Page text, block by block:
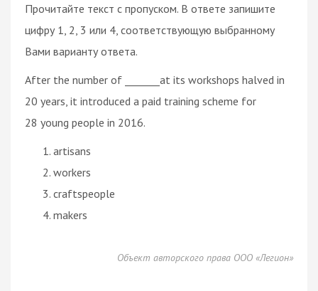
Прочитайте текст с пропуском. В ответе запишите
цифру 1, 2, 3 или 4, соответствующую выбранному
Вами варианту ответа.
After the number of _______at its workshops halved in
20 years, it introduced a paid training scheme for
28 young people in 2016.
artisans
workers
craftspeople
makers
Объект авторского права ООО «Легион»